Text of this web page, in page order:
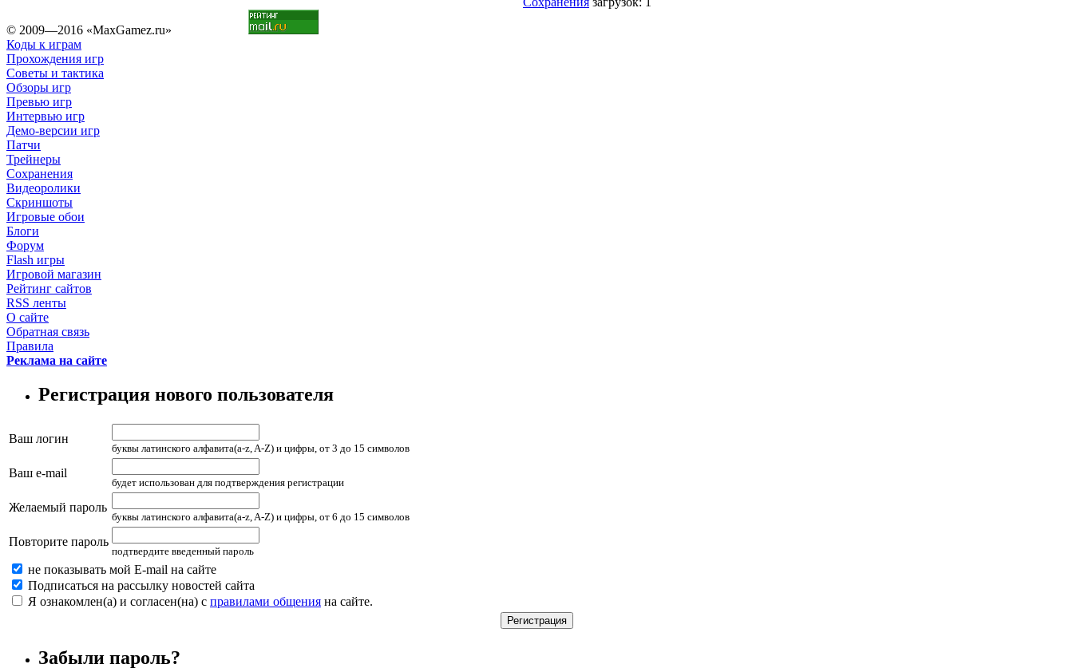
© 2009—2016 «MaxGamez.ru»
Коды к играм
Прохождения игр
Советы и тактика
Обзоры игр
Превью игр
Интервью игр
Демо-версии игр
Патчи
Трейнеры
Сохранения
Видеоролики
Скриншоты
Игровые обои
Блоги
Форум
Flash игры
Игровой магазин
Рейтинг сайтов
RSS ленты
О сайте
Обратная связь
Правила
Реклама на сайте
Регистрация нового пользователя
Ваш логин
буквы латинского алфавита(a-z, A-Z) и цифры, от 3 до 15 символов
Ваш e-mail
будет использован для подтверждения регистрации
Желаемый пароль
буквы латинского алфавита(a-z, A-Z) и цифры, от 6 до 15 символов
Повторите пароль
подтвердите введенный пароль
не показывать мой E-mail на сайте
Подписаться на рассылку новостей сайта
Я ознакомлен(а) и согласен(на) с правилами общения на сайте.
Забыли пароль?